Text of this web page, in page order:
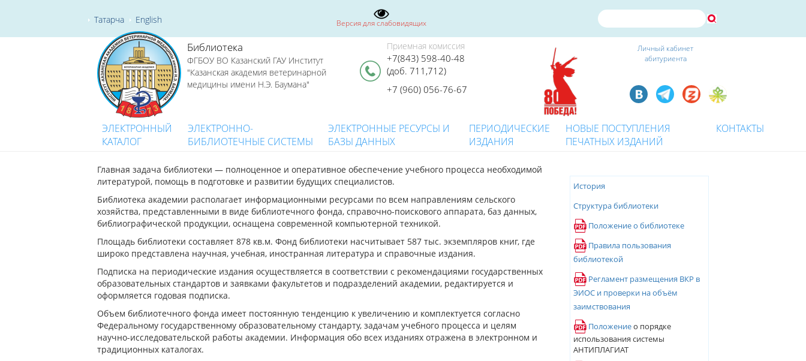
Татарча English Версия для слабовидящих
Библиотека
ФГБОУ ВО Казанский ГАУ Институт
"Казанская академия ветеринарной
медицины имени Н.Э. Баумана"
Приемная комиссия
+7(843) 598-40-48
(доб. 711,712)
+7 (960) 056-76-67
Личный кабинет
абитуриента
ЭЛЕКТРОННЫЙ
КАТАЛОГ
ЭЛЕКТРОННО-
БИБЛИОТЕЧНЫЕ СИСТЕМЫ
ЭЛЕКТРОННЫЕ РЕСУРСЫ И
БАЗЫ ДАННЫХ
ПЕРИОДИЧЕСКИЕ
ИЗДАНИЯ
НОВЫЕ ПОСТУПЛЕНИЯ
ПЕЧАТНЫХ ИЗДАНИЙ
КОНТАКТЫ
Главная задача библиотеки — полноценное и оперативное обеспечение учебного процесса необходимой
литературой, помощь в подготовке и развитии будущих специалистов.
Библиотека академии располагает информационными ресурсами по всем направлениям сельского
хозяйства, представленными в виде библиотечного фонда, справочно-поискового аппарата, баз данных,
библиографической продукции, оснащена современной компьютерной техникой.
Площадь библиотеки составляет 878 кв.м. Фонд библиотеки насчитывает 587 тыс. экземпляров книг, где
широко представлена научная, учебная, иностранная литература и справочные издания.
Подписка на периодические издания осуществляется в соответствии с рекомендациями государственных
образовательных стандартов и заявками факультетов и подразделений академии, редактируется и
оформляется годовая подписка.
Объем библиотечного фонда имеет постоянную тенденцию к увеличению и комплектуется согласно
Федеральному государственному образовательному стандарту, задачам учебного процесса и целям
научно-исследовательской работы академии. Информация обо всех изданиях отражена в электронном и
традиционных каталогах.
История
Структура библиотеки
Положение о библиотеке
Правила пользования
библиотекой
Регламент размещения ВКР в
ЭИОС и проверки на объём
заимствования
Положениео порядке
использования системы
АНТИПЛАГИАТ